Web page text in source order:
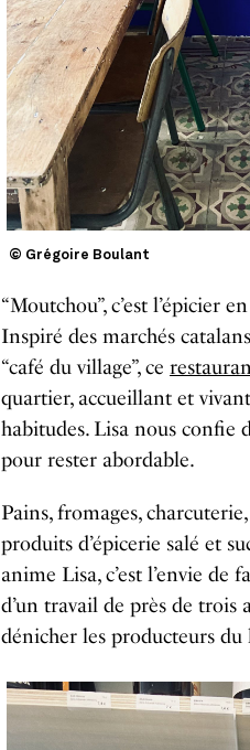
© Grégoire Boulant
“Moutchou”, c’est l’épicier
Inspiré des marchés
“café du village”, ce
quartier, accueillant et
habitudes. Lisa nous confie
pour rester abordable.
Pains, fromages,
produits d’épicerie salé et
anime Lisa, c’est l’envie
d’un travail de près de trois
dénicher les producteurs